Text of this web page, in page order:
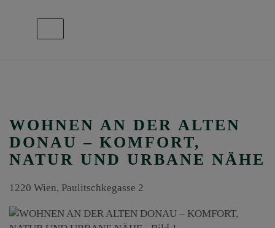
WOHNEN AN DER ALTEN
DONAU – KOMFORT,
NATUR UND URBANE NÄHE
1220 Wien, Paulitschkegasse 2